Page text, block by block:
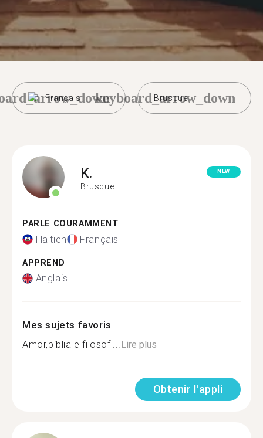
Français Brusque
keyboard_arrow_down
K.
Brusque
NEW
PARLE COURAMMENT
Haïtien Français
APPREND
Anglais
Mes sujets favoris
Amor,bíblia e filosofi...Lire plus
Obtenir l'appli